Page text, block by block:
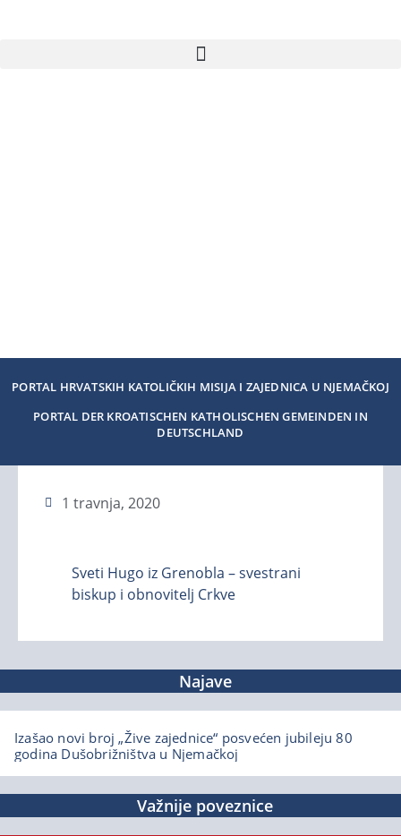
PORTAL HRVATSKIH KATOLIČKIH MISIJA I ZAJEDNICA U NJEMAČKOJ
PORTAL DER KROATISCHEN KATHOLISCHEN GEMEINDEN IN
DEUTSCHLAND
1 travnja, 2020
Sveti Hugo iz Grenobla – svestrani
biskup i obnovitelj Crkve
Najave
Izašao novi broj „Žive zajednice“ posvećen jubileju 80
godina Dušobrižništva u Njemačkoj
Važnije poveznice